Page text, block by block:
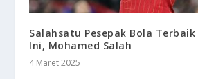
Salahsatu Pesepak Bola
Ini, Mohamed Salah
4 Maret 2025